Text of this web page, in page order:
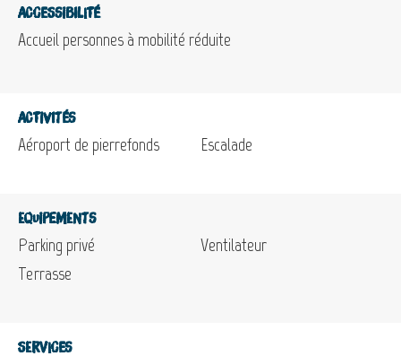
Accessibilité
Accueil personnes à mobilité réduite
Activités
Aéroport de pierrefonds Escalade
Equipements
Parking privé
Terrasse
Ventilateur
Services